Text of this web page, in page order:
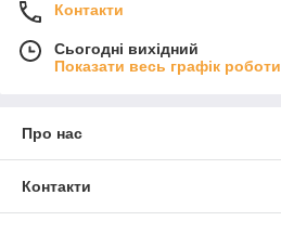
Контакти
Сьогодні вихідний
Показати весь графік роботи
Про нас
Контакти